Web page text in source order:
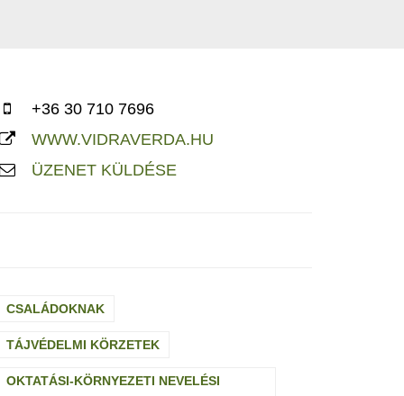
+36 30 710 7696
WWW.VIDRAVERDA.HU
ÜZENET KÜLDÉSE
CSALÁDOKNAK
TÁJVÉDELMI KÖRZETEK
OKTATÁSI-KÖRNYEZETI NEVELÉSI